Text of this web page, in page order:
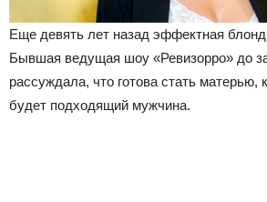
Еще девять лет назад эффектная
Бывшая ведущая шоу «Ревизорро» до
рассуждала, что готова стать матерью,
будет подходящий мужчина.